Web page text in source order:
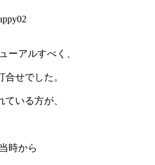
ーアルすべく、
せでした。
いる方が、
時から